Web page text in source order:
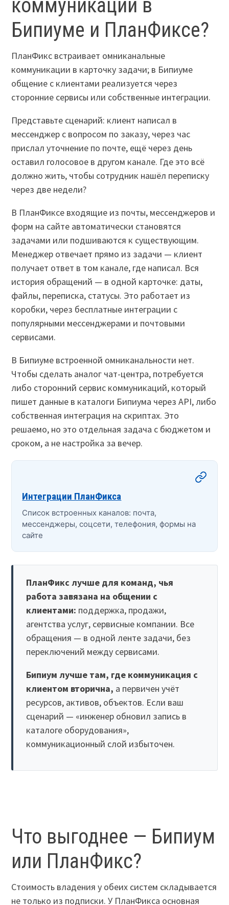
коммуникации в
Бипиуме и ПланФиксе?
ПланФикс встраивает омниканальные
коммуникации в карточку задачи; в Бипиуме
общение с клиентами реализуется через
сторонние сервисы или собственные интеграции.
Представьте сценарий: клиент написал в
мессенджер с вопросом по заказу, через час
прислал уточнение по почте, ещё через день
оставил голосовое в другом канале. Где это всё
должно жить, чтобы сотрудник нашёл переписку
через две недели?
В ПланФиксе входящие из почты, мессенджеров и
форм на сайте автоматически становятся
задачами или подшиваются к существующим.
Менеджер отвечает прямо из задачи — клиент
получает ответ в том канале, где написал. Вся
история обращений — в одной карточке: даты,
файлы, переписка, статусы. Это работает из
коробки, через бесплатные интеграции с
популярными мессенджерами и почтовыми
сервисами.
В Бипиуме встроенной омниканальности нет.
Чтобы сделать аналог чат-центра, потребуется
либо сторонний сервис коммуникаций, который
пишет данные в каталоги Бипиума через API, либо
собственная интеграция на скриптах. Это
решаемо, но это отдельная задача с бюджетом и
сроком, а не настройка за вечер.
Интеграции ПланФикса
Список встроенных каналов: почта,
мессенджеры, соцсети, телефония, формы на
сайте
ПланФикс лучше для команд, чья
работа завязана на общении с
клиентами: поддержка, продажи,
агентства услуг, сервисные компании. Все
обращения — в одной ленте задачи, без
переключений между сервисами.
Бипиум лучше там, где коммуникация с
клиентом вторична, а первичен учёт
ресурсов, активов, объектов. Если ваш
сценарий — «инженер обновил запись в
каталоге оборудования»,
коммуникационный слой избыточен.
Что выгоднее — Бипиум
или ПланФикс?
Стоимость владения у обеих систем складывается
не только из подписки. У ПланФикса основная